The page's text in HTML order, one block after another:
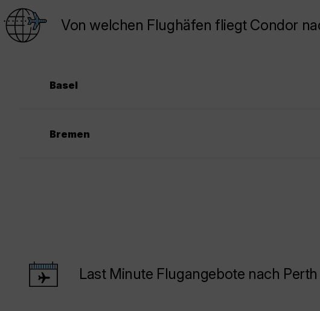
Von welchen Flughäfen fliegt Condor
Basel
Bremen
Last Minute Flugangebote nach Perth